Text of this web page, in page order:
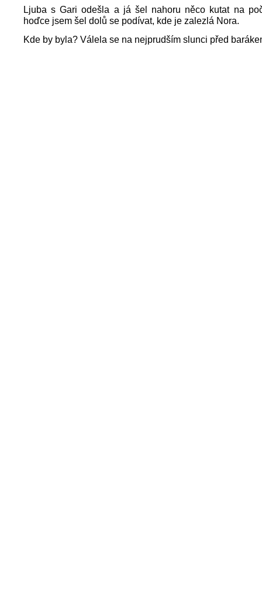
Ljuba s Gari odešla a já šel nahoru něco kutat na
hoďce jsem šel dolů se podívat, kde je zalezlá Nora.
Kde by byla? Válela se na nejprudším slunci před